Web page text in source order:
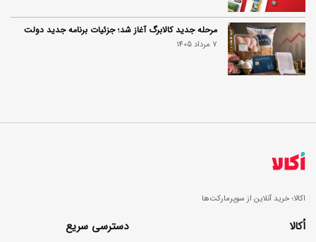
مرحله جدید کالابرگ آغاز شد؛ جزئیات برنامه جدید دولت
7 مرداد 1405
اکالا؛ خرید آنلاین از سوپرمارکت‌ها
اُکالا دسترسی سریع